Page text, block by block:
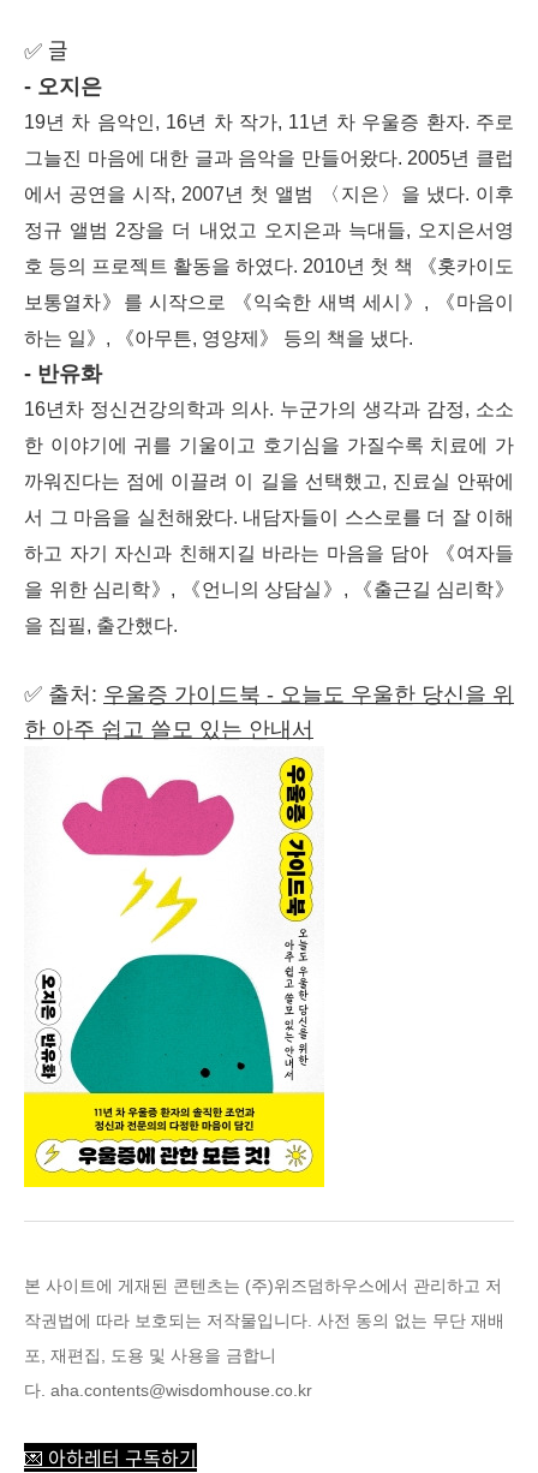
✅ 글
- 오지은
19년 차 음악인, 16년 차 작가, 11년 차 우울증 환자. 주로
그늘진 마음에 대한 글과 음악을 만들어왔다. 2005년 클럽
에서 공연을 시작, 2007년 첫 앨범 〈지은〉을 냈다. 이후
정규 앨범 2장을 더 내었고 오지은과 늑대들, 오지은서영
호 등의 프로젝트 활동을 하였다. 2010년 첫 책 《홋카이도
보통열차》 를 시작으로 《익숙한 새벽 세시 》 , 《마음이
하는 일》 , 《아무튼, 영양제 》 등의 책을 냈다.
- 반유화
16년차 정신건강의학과 의사. 누군가의 생각과 감정, 소소
한 이야기에 귀를 기울이고 호기심을 가질수록 치료에 가
까워진다는 점에 이끌려 이 길을 선택했고, 진료실 안팎에
서 그 마음을 실천해왔다. 내담자들이 스스로를 더 잘 이해
하고 자기 자신과 친해지길 바라는 마음을 담아
《여자들
을 위한 심리학》 , 《언니의 상담실 》 , 《출근길 심리학》
을 집필, 출간했다.
✅ 출처: 우울증 가이드북 - 오늘도 우울한 당신을 위
한 아주 쉽고 쓸모 있는 안내서
본 사이트에 게재된 콘텐츠는 (주)위즈덤하우스에서 관리하고 저
작권법에 따라 보호되는 저작물입니다. 사전 동의 없는 무단 재배
포, 재편집, 도용 및 사용을 금합니
다. aha.contents@wisdomhouse.co.kr
💌 아하레터 구독하기